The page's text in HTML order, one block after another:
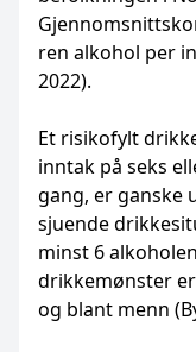
ren alkohol per
2022).
Et risikofylt
inntak på seks
gang, er ganske
sjuende
minst 6
drikkemønster
og blant menn